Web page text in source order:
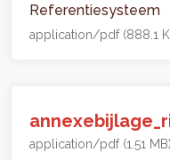
Referentiesysteem
application/pdf (888.1
application/pdf (1.51 MB)